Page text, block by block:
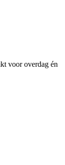
voor overdag én